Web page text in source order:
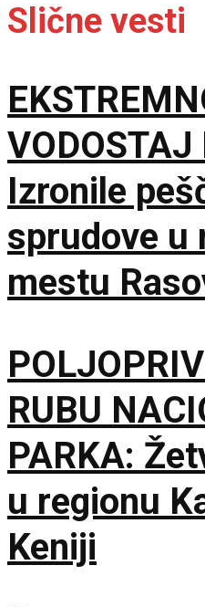
Slične vesti
VODOSTAJ
Izronile
sprudove u
mestu
RUBU
PARKA:
u regionu
Keniji